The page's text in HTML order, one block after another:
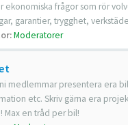
ekonomiska frågor som rör
garantier, trygghet,
Moderatorer
ni medlemmar presentera era
etc. Skriv gärna era
Max en tråd per bil!